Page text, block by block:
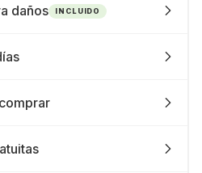
daños INCLUIDO